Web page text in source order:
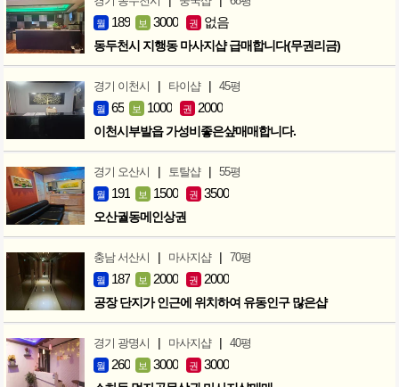
월 189 보 3000 권 없음
동두천시 지행동 마사지샵 급매합니다(무권리금)
경기 이천시 | 타이샵 | 45평
월 65 보 1000 권 2000
이천시부발읍 가성비좋은샾매매합니다.
경기 오산시 | 토탈샵 | 55평
월 191 보 1500 권 3500
오산궐동메인상권
충남 서산시 | 마사지샵 | 70평
월 187 보 2000 권 2000
공장 단지가 인근에 위치하여 유동인구 많은샵
경기 광명시 | 마사지샵 | 40평
월 260 보 3000 권 3000